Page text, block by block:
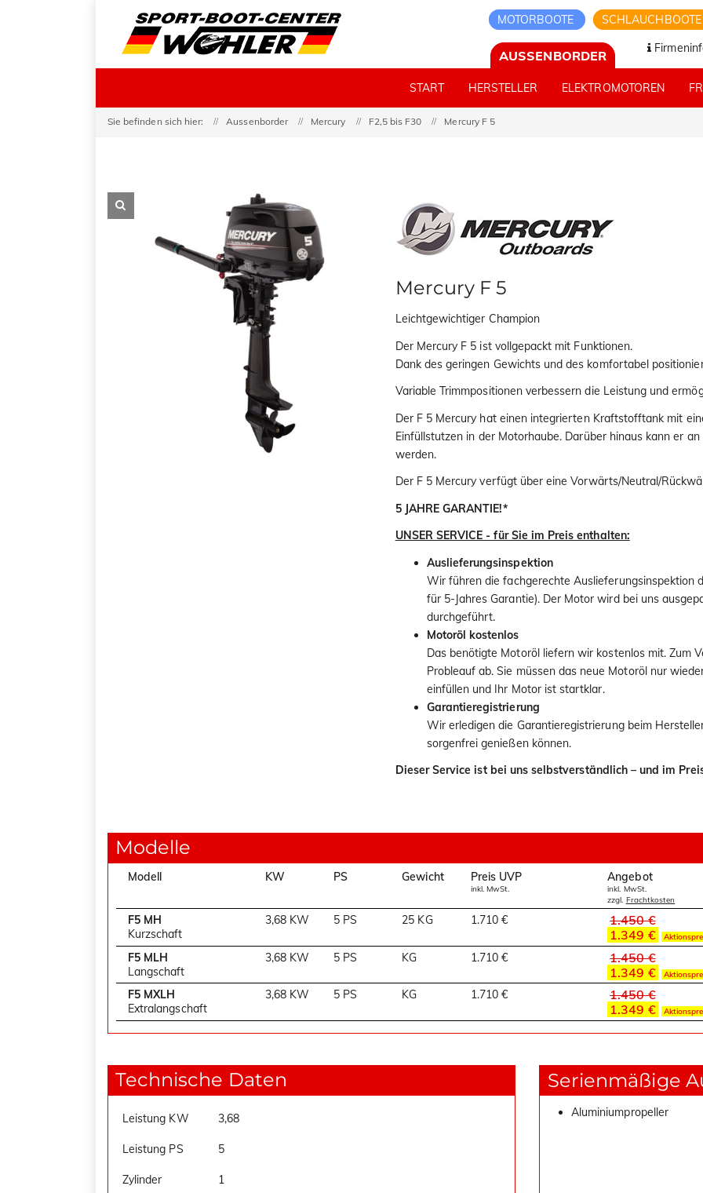
MOTORBOOTE SCHLAUCHBOOTE
AUSSENBORDER
START HERSTELLER ELEKTROMOTOREN
Sie befinden sich hier: Aussenborder Mercury F2,5 bis F30 Mercury F 5
Mercury F 5
Leichtgewichtiger Champion
Der Mercury F 5 ist vollgepackt mit Funktionen.
Dank des geringen Gewichts und des komfortabel
Variable Trimmpositionen verbessern die Leistung und
Der F 5 Mercury hat einen integrierten Kraftstofftank mit
Einfüllstutzen in der Motorhaube. Darüber hinaus kann er
werden.
Der F 5 Mercury verfügt über eine Vorwärts/Neutral/
5 JAHRE GARANTIE!*
UNSER SERVICE - für Sie im Preis enthalten:
Auslieferungsinspektion
Wir führen die fachgerechte Auslieferungsinspektion
für 5-Jahres Garantie). Der Motor wird bei uns
durchgeführt.
Motoröl kostenlos
Das benötigte Motoröl liefern wir kostenlos mit. Zum
Probleauf ab. Sie müssen das neue Motoröl nur
einfüllen und Ihr Motor ist startklar.
Garantieregistrierung
Wir erledigen die Garantieregistrierung beim
sorgenfrei genießen können.
Dieser Service ist bei uns selbstverständlich – und im
Modelle
Modell KW PS Gewicht Preis UVP
inkl. MwSt.
Angebot
inkl. MwSt.
zzgl. Frachtkosten
F5 MH
Kurzschaft
3,68 KW 5 PS 25 KG 1.710 €
1.450 €
1.349 €
F5 MLH
Langschaft
3,68 KW 5 PS KG 1.710 €
1.450 €
1.349 €
F5 MXLH
Extralangschaft
3,68 KW 5 PS KG 1.710 €
1.450 €
1.349 €
Technische Daten
Leistung KW 3,68
Leistung PS 5
Zylinder 1
Serienmäßige
Aluminiumpropeller